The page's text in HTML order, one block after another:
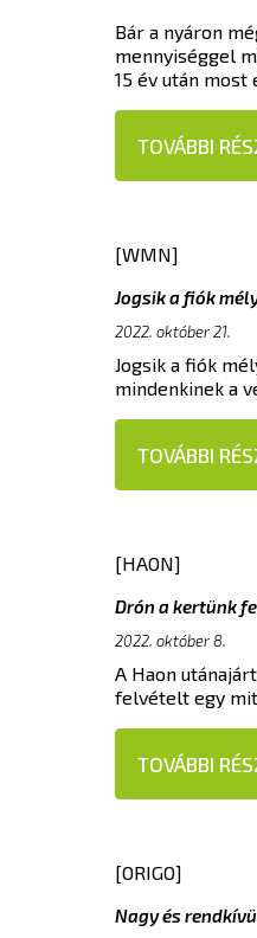
Bár a nyáron
mennyiséggel
15 év után
TOVÁBBI
[WMN]
Jogsik a fiók
2022. október 21.
Jogsik a fiók
mindenkinek a
TOVÁBBI
[HAON]
Drón a kertünk
2022. október 8.
A Haon
felvételt egy
TOVÁBBI
[ORIGO]
Nagy és